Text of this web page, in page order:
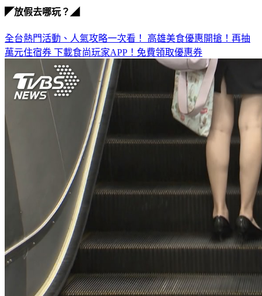
◤放假去哪玩？◢
全台熱門活動、人氣攻略一次看！ 高雄美食優惠開搶！再抽
萬元住宿券 下載食尚玩家APP！免費領取優惠券